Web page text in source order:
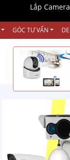
Lắp
GÓC TƯ VẤN